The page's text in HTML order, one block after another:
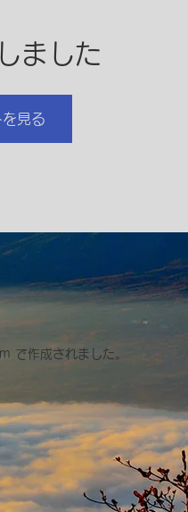
ました
見る
作成されました。